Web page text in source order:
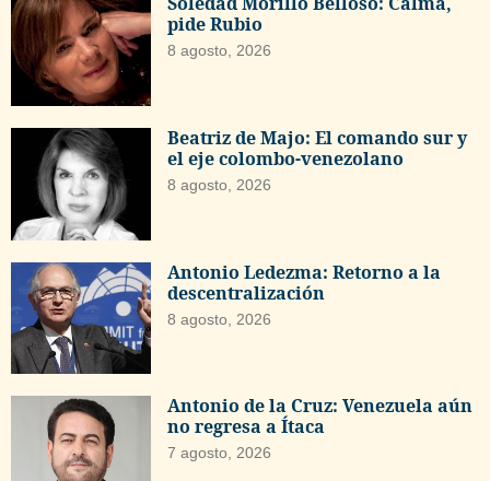
pide Rubio
8 agosto, 2026
Beatriz de Majo: El comando sur y
el eje colombo-venezolano
8 agosto, 2026
Antonio Ledezma: Retorno a la
descentralización
8 agosto, 2026
Antonio de la Cruz: Venezuela aún
no regresa a Ítaca
7 agosto, 2026